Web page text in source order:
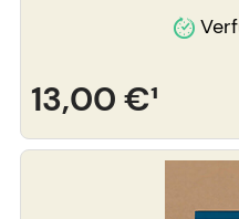
13,00 €¹